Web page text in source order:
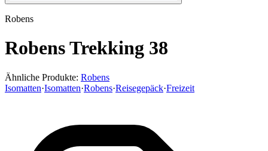
Robens
Robens Trekking 38
Ähnliche Produkte: Robens
Isomatten·Isomatten·Robens·Reisegepäck·Freizeit